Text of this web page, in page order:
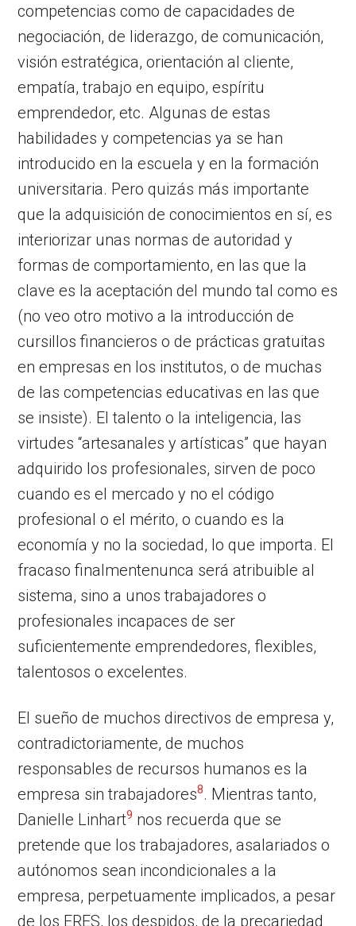
competencias como de capacidades de
negociación, de liderazgo, de comunicación,
visión estratégica, orientación al cliente,
empatía, trabajo en equipo, espíritu
emprendedor, etc. Algunas de estas
habilidades y competencias ya se han
introducido en la escuela y en la formación
universitaria. Pero quizás más importante
que la adquisición de conocimientos en sí, es
interiorizar unas normas de autoridad y
formas de comportamiento, en las que la
clave es la aceptación del mundo tal como es
(no veo otro motivo a la introducción de
cursillos financieros o de prácticas gratuitas
en empresas en los institutos, o de muchas
de las competencias educativas en las que
se insiste). El talento o la inteligencia, las
virtudes “artesanales y artísticas” que hayan
adquirido los profesionales, sirven de poco
cuando es el mercado y no el código
profesional o el mérito, o cuando es la
economía y no la sociedad, lo que importa. El
fracaso finalmentenunca será atribuible al
sistema, sino a unos trabajadores o
profesionales incapaces de ser
suficientemente emprendedores, flexibles,
talentosos o excelentes.
El sueño de muchos directivos de empresa y,
contradictoriamente, de muchos
responsables de recursos humanos es la
empresa sin trabajadores8. Mientras tanto,
Danielle Linhart9 nos recuerda que se
pretende que los trabajadores, asalariados o
autónomos sean incondicionales a la
empresa, perpetuamente implicados, a pesar
de los ERES, los despidos, de la precariedad